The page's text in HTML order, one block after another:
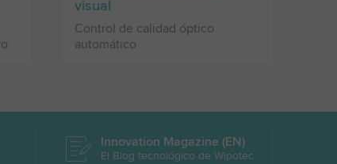
visual
Control de calidad óptico
automático
Innovation Magazine (EN)
El Blog tecnológico de Wipotec